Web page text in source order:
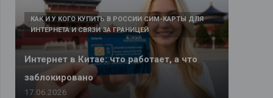
Интернет в Китае: что работает, а что
заблокировано
КАК И У КОГО КУПИТЬ В РОССИИ СИМ-КАРТЫ ДЛЯ
ИНТЕРНЕТА И СВЯЗИ ЗА ГРАНИЦЕЙ
17.06.2026